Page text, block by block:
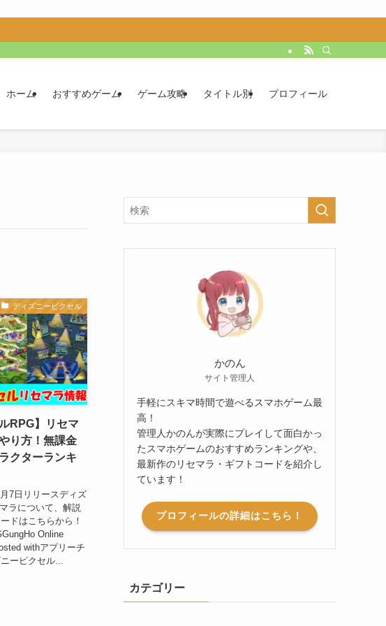
ホーム おすすめゲーム ゲーム攻略 タイトル別 プロフィール
ディズニーピクセル
RPG】リセマ
り方！無課金
クターランキ
7日リリースディズ
ラについて、解説
ドはこちらから！
Online
withアプリーチ
ーピクセル...
かのん
サイト管理人
手軽にスキマ時間で遊べるスマホゲーム最
高！
管理人かのんが実際にプレイして面白かっ
たスマホゲームのおすすめランキングや、
最新作のリセマラ・ギフトコードを紹介し
ています！
プロフィールの詳細はこちら！
カテゴリー